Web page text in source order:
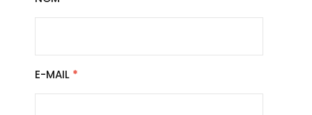
E-MAIL *